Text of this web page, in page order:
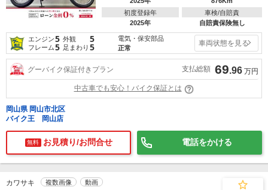
初度登録年
2025年
車検/自賠責
自賠責保険無し
エンジン5 外観 5
フレーム5 足まわり 5
電気・保安部品
正常
車両状態を見る
グーバイク保証付きプラン 支払総額 69.96 万円
中古車でも安心！バイク保証とは
岡山県 岡山市北区
バイク王 岡山店
無料 お見積り/お問合せ 電話をかける
カワサキ 複数画像 動画